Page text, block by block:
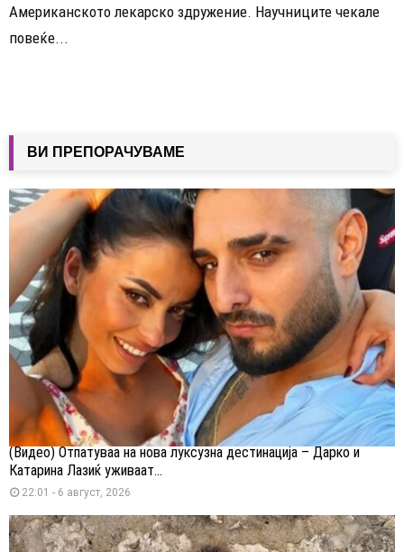
Американското лекарско здружение. Научниците чекале
повеќе...
ВИ ПРЕПОРАЧУВАМЕ
(Видео) Отпатуваа на нова луксузна дестинација – Дарко и
Катарина Лазиќ уживаат...
22:01 - 6 август, 2026